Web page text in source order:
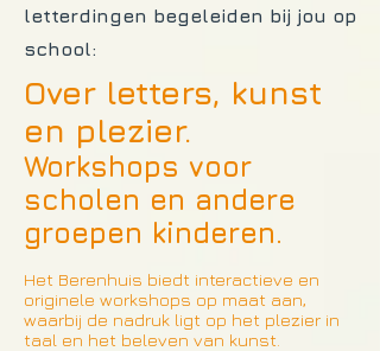
letterdingen begeleiden bij jou op
school:
Over letters, kunst
en plezier.
Workshops voor
scholen en andere
groepen kinderen.
Het Berenhuis biedt interactieve en
originele workshops op maat aan,
waarbij de nadruk ligt op het plezier in
taal en het beleven van kunst.